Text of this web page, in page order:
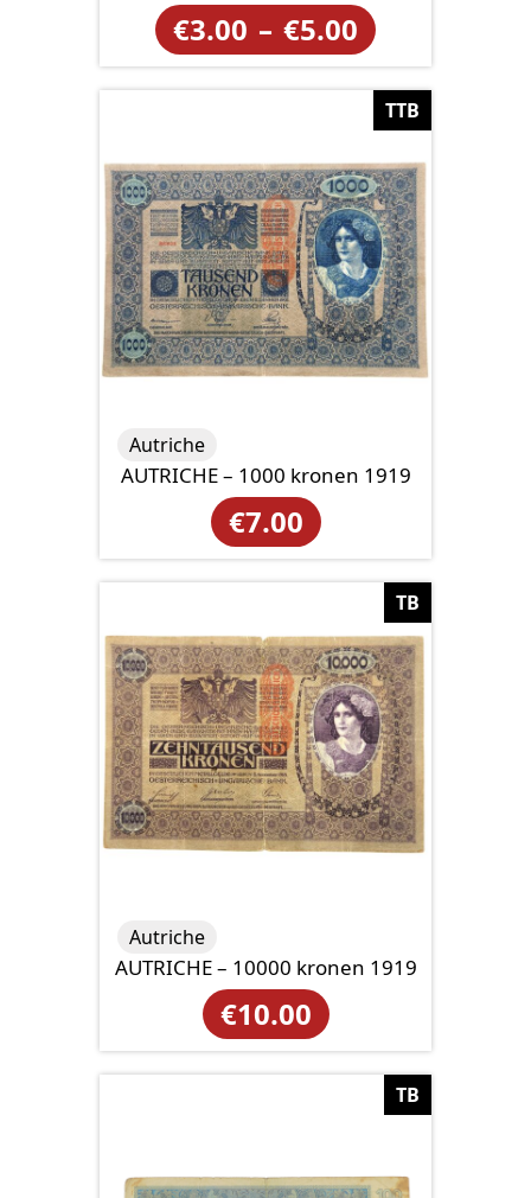
€3.00 – €5.00
Plage
de
€3.00
à
€5.00
TTB
AUTRICHE – 1000 kronen 1919
€7.00
Autriche
TB
AUTRICHE – 10000 kronen 1919
€10.00
Autriche
TB